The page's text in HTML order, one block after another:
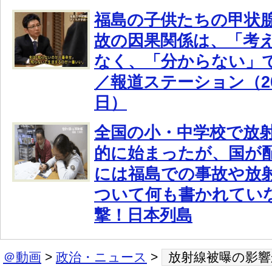
福島の子供たちの甲状
故の因果関係は、「考
なく、「分からない」
／報道ステーション（
日）
全国の小・中学校で放
的に始まったが、国が
には福島での事故や放
ついて何も書かれてい
撃！日本列島
＠動画 > 政治・ニュース >
放射線被曝の影